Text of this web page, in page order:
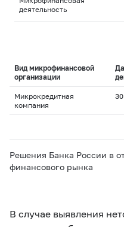
деятельность
Вид микрофинансовой
организации
Микрокредитная
компания
Решения Банка России в
финансового рынка
В случае выявления